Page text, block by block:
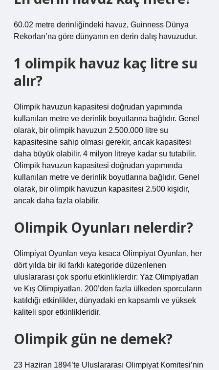
60.02 metre derinliğindeki havuz, Guinness Dünya
Rekorları’na göre dünyanın en derin dalış havuzudur.
1 olimpik havuz kaç litre su
alır?
Olimpik havuzun kapasitesi doğrudan yapımında
kullanılan metre ve derinlik boyutlarına bağlıdır. Genel
olarak, bir olimpik havuzun 2.500.000 litre su
kapasitesine sahip olması gerekir, ancak kapasitesi
daha büyük olabilir. 4 milyon litreye kadar su tutabilir.
Olimpik havuzun kapasitesi doğrudan yapımında
kullanılan metre ve derinlik boyutlarına bağlıdır. Genel
olarak, bir olimpik havuzun kapasitesi 2.500 kişidir,
ancak daha fazla olabilir.
Olimpik Oyunları nelerdir?
Olimpiyat Oyunları veya kısaca Olimpiyat Oyunları, her
dört yılda bir iki farklı kategoride düzenlenen
uluslararası çok sporlu etkinliklerdir: Yaz Olimpiyatları
ve Kış Olimpiyatları. 200’den fazla ülkeden sporcuların
katıldığı etkinlikler, dünyadaki en kapsamlı ve yüksek
kaliteli spor etkinlikleridir.
Olimpik gün ne demek?
23 Haziran 1894’te Uluslararası Olimpiyat Komitesi’nin